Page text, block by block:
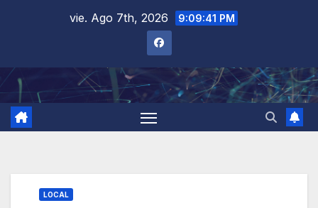
vie. Ago 7th, 2026 9:09:42 PM
LOCAL